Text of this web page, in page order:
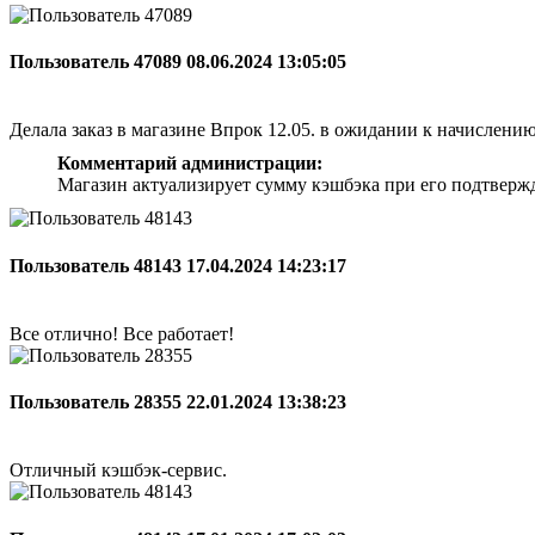
Пользователь 47089 08.06.2024 13:05:05
Делала заказ в магазине Впрок 12.05. в ожидании к
Комментарий администрации:
Магазин актуализирует сумму кэшбэка при его
Пользователь 48143 17.04.2024 14:23:17
Все отлично! Все работает!
Пользователь 28355 22.01.2024 13:38:23
Отличный кэшбэк-сервис.